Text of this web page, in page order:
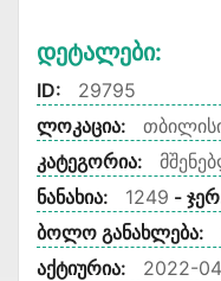
Დეტალები:
ID:
29795
ლოკაცია:
კატეგორია:
ნანახია:
1249 -
ბოლო განახლება:
აქტიურია:
2022-